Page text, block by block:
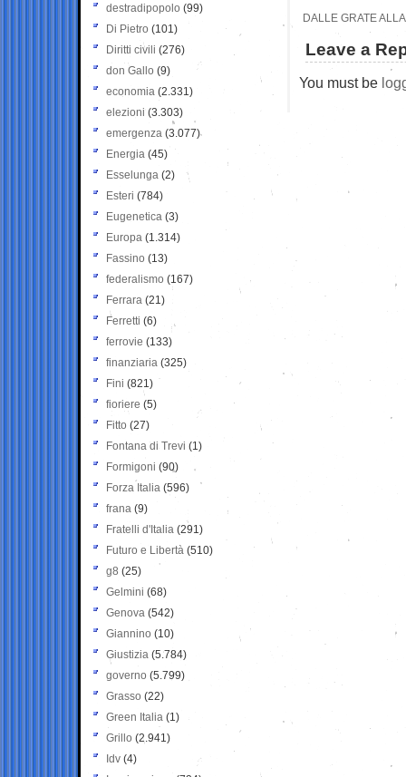
DALLE GRATE
Leave a
You must be
destradipopolo (99)
Di Pietro (101)
Diritti civili (276)
don Gallo (9)
economia (2.331)
elezioni (3.303)
emergenza (3.077)
Energia (45)
Esselunga (2)
Esteri (784)
Eugenetica (3)
Europa (1.314)
Fassino (13)
federalismo (167)
Ferrara (21)
Ferretti (6)
ferrovie (133)
finanziaria (325)
Fini (821)
fioriere (5)
Fitto (27)
Fontana di Trevi (1)
Formigoni (90)
Forza Italia (596)
frana (9)
Fratelli d'Italia (291)
Futuro e Libertà (510)
g8 (25)
Gelmini (68)
Genova (542)
Giannino (10)
Giustizia (5.784)
governo (5.799)
Grasso (22)
Green Italia (1)
Grillo (2.941)
Idv (4)